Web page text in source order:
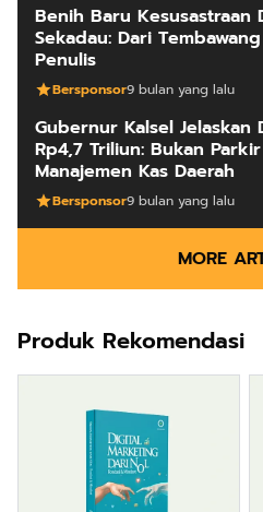
Benih Baru Kesusastraan
Sekadau: Dari
Penulis
Bersponsor9 bulan yang lalu
Gubernur Kalsel Jelaskan
Rp4,7 Triliun: Bukan
Manajemen Kas Daerah
Bersponsor9 bulan yang lalu
MORE
Produk Rekomendasi